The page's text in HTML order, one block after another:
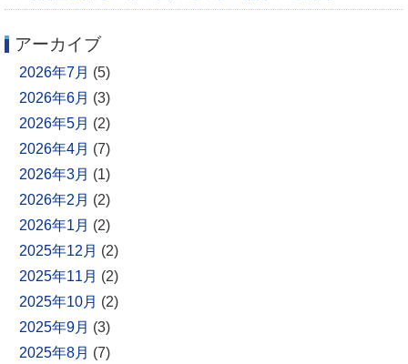
アーカイブ
2026年7月 (5)
2026年6月 (3)
2026年5月 (2)
2026年4月 (7)
2026年3月 (1)
2026年2月 (2)
2026年1月 (2)
2025年12月 (2)
2025年11月 (2)
2025年10月 (2)
2025年9月 (3)
2025年8月 (7)